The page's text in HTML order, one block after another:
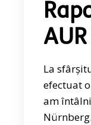
La
efectuat
am